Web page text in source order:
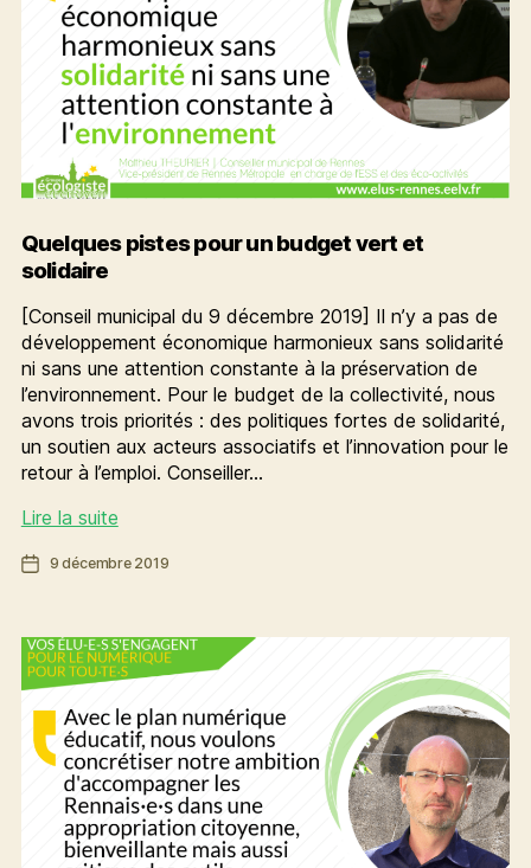
Quelques pistes pour un budget vert et
solidaire
[Conseil municipal du 9 décembre 2019] Il n’y a pas de
développement économique harmonieux sans solidarité
ni sans une attention constante à la préservation de
l’environnement. Pour le budget de la collectivité, nous
avons trois priorités : des politiques fortes de solidarité,
un soutien aux acteurs associatifs et l’innovation pour le
retour à l’emploi. Conseiller…
Lire la suiteQuelques
pour
vert
et
Date9 décembre 2019